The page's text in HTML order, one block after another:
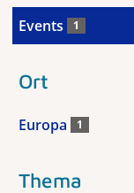
Events 1
Ort
Europa 1
Thema